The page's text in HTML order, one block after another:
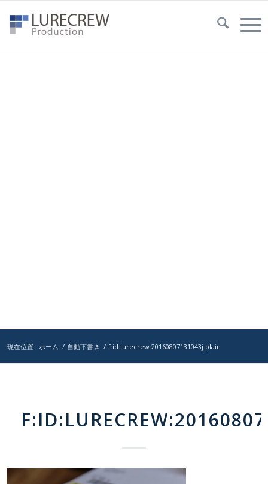
現在位置: ホーム / 自動下書き / f:id:lurecrew:20160807131043j:plain